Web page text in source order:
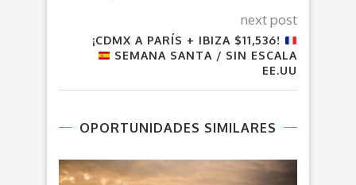
next post
¡CDMX A PARÍS + IBIZA $11,536!
SEMANA SANTA / SIN ESCALA
EE.UU
OPORTUNIDADES SIMILARES